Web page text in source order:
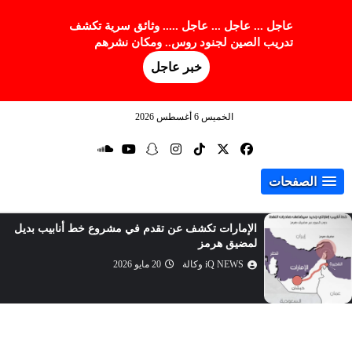
عاجل ... عاجل ... عاجل ..... وثائق سرية تكشف
تدريب الصين لجنود روس.. ومكان نشرهم
خبر عاجل
الخميس 6 أغسطس 2026
الصفحات
الإمارات تكشف عن تقدم في مشروع خط أنابيب بديل
لمضيق هرمز
iQ NEWS وكالة 20 مايو 2026